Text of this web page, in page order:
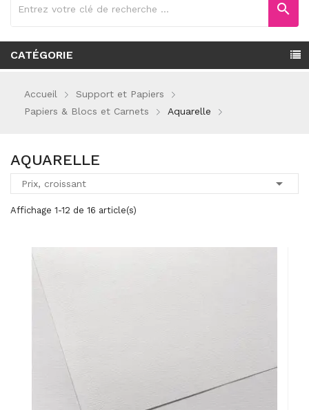
search
CATÉGORIE
Accueil
Support et Papiers
Papiers & Blocs et Carnets
Aquarelle
AQUARELLE
Prix, croissant 
Affichage 1-12 de 16 article(s)